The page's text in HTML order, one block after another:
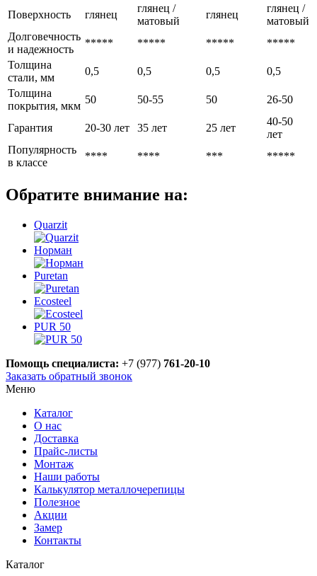
Поверхность
глянец
глянец /
матовый
глянец
глянец /
матовый
Долговечность
и надежность
***** ***** *****
*****
Толщина
стали, мм
0,5 0,5 0,5
0,5
Толщина
покрытия, мкм
50 50-55 50 26-50
Гарантия 20-30 лет 35 лет 25 лет
40-50
лет
Популярность
в классе
**** **** *** *****
Обратите внимание на:
Quarzit
Норман
Puretan
Ecosteel
PUR 50
Помощь специалиста: +7 (977) 761-20-10
Заказать обратный звонок
Меню
Каталог
О нас
Доставка
Прайс-листы
Монтаж
Наши работы
Калькулятор металлочерепицы
Полезное
Акции
Замер
Контакты
Каталог